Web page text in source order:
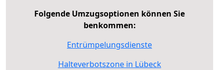
Folgende Umzugsoptionen können Sie
benkommen:
Entrümpelungsdienste
Halteverbotszone in Lübeck